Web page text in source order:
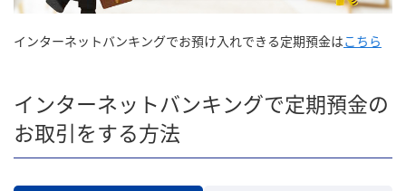
インターネットバンキングでお預け入れできる定期預金はこちら
インターネットバンキングで定期預金の
お取引をする方法